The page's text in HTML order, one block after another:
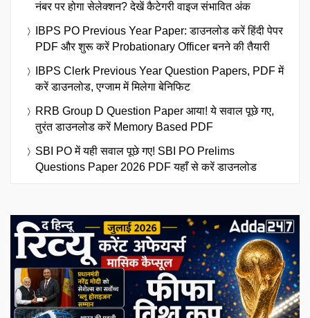
नंबर पर होगा सेलेक्शन? देखें कैटेगरी वाइज संभावित अंक
IBPS PO Previous Year Paper: डाउनलोड करें हिंदी पेपर
PDF और शुरू करें Probationary Officer बनने की तैयारी
IBPS Clerk Previous Year Question Papers, PDF में
करें डाउनलोड, एग्जाम में मिलेगा बेनिफिट
RRB Group D Question Paper आया! ये सवाल पूछे गए,
तुरंत डाउनलोड करें Memory Based PDF
SBI PO में यही सवाल पूछे गए! SBI PO Prelims
Questions Paper 2026 PDF यहाँ से करें डाउनलोड